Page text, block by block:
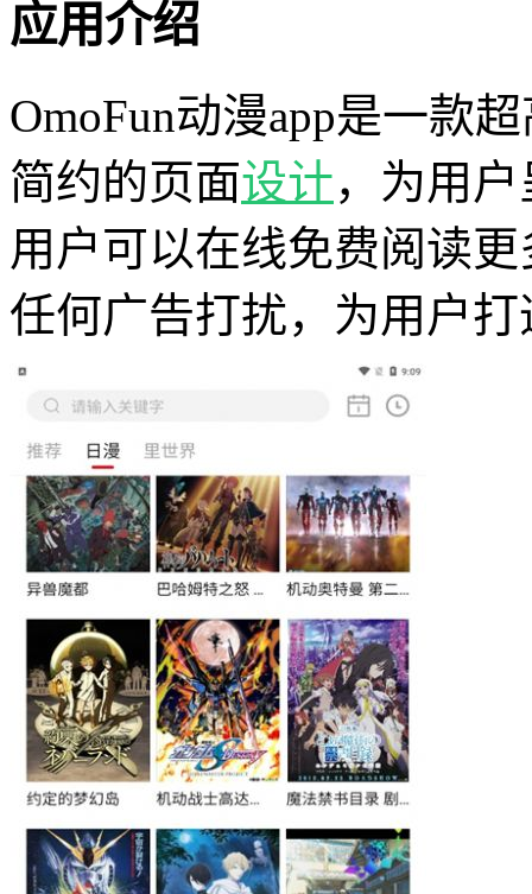
应用介绍
OmoFun动漫app是一款
简约的页面设计，为用
用户可以在线免费阅读
任何广告打扰，为用户